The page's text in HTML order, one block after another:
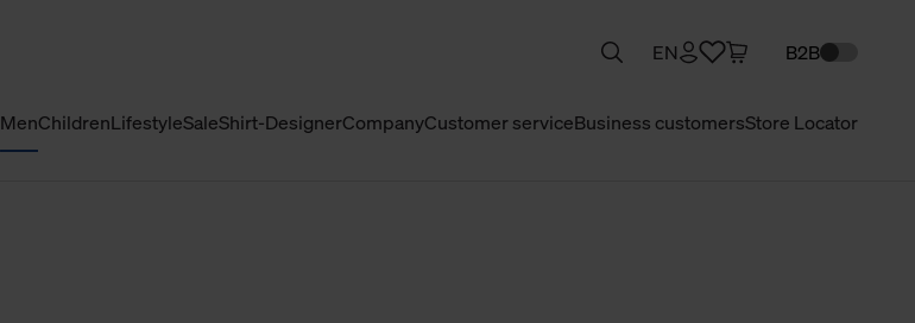
MenChildrenLifestyleSaleShirt-DesignerCompanyCustomer serviceBusiness customersStore Locator
EN B2B